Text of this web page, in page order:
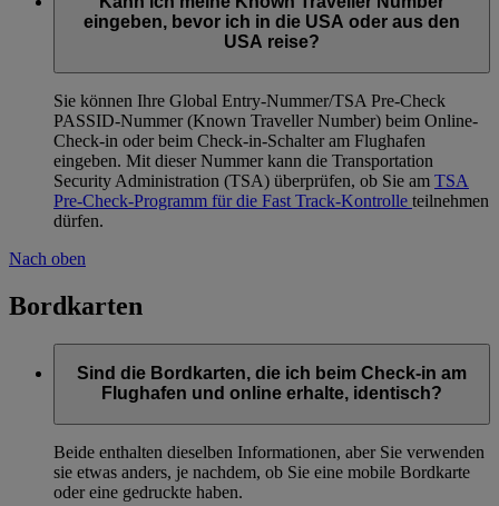
eingeben, bevor ich in die USA oder aus den
USA reise?
Sie können Ihre Global Entry-Nummer/TSA Pre-Check
PASSID-Nummer (Known Traveller Number) beim Online-
Check-in oder beim Check-in-Schalter am Flughafen
eingeben. Mit dieser Nummer kann die Transportation
Security Administration (TSA) überprüfen, ob Sie am TSA
Pre-Check-Programm für die Fast Track-Kontrolle teilnehmen
dürfen.
Nach oben
Bordkarten
Sind die Bordkarten, die ich beim Check-in am
Flughafen und online erhalte, identisch?
Beide enthalten dieselben Informationen, aber Sie verwenden
sie etwas anders, je nachdem, ob Sie eine mobile Bordkarte
oder eine gedruckte haben.